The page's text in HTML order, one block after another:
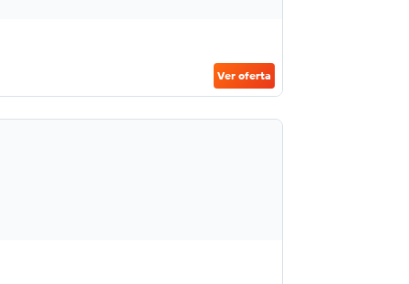
Ver oferta